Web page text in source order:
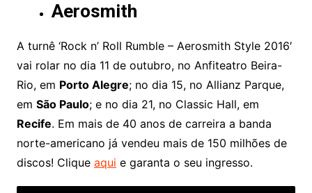
Aerosmith
A turnê ‘Rock n’ Roll Rumble – Aerosmith Style 2016′
vai rolar no dia 11 de outubro, no Anfiteatro Beira-
Rio, em Porto Alegre; no dia 15, no Allianz Parque,
em São Paulo; e no dia 21, no Classic Hall, em
Recife. Em mais de 40 anos de carreira a banda
norte-americano já vendeu mais de 150 milhões de
discos! Clique aqui e garanta o seu ingresso.